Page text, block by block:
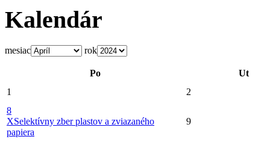
Kalendár
mesiac rok
Po
Ut
1
2
8
XSelektívny zber plastov a zviazaného
papiera
9